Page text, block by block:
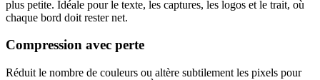
plus petite. Idéale pour le texte, les captures, les logos et le trait, où
chaque bord doit rester net.
Compression avec perte
Réduit le nombre de couleurs ou altère subtilement les pixels pour